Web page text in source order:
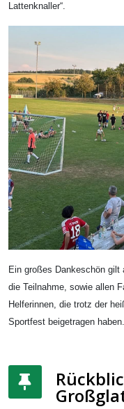
Lattenknaller“.
Ein großes Dankeschön
die Teilnahme, sowie allen
Helferinnen, die trotz der
Sportfest beigetragen haben.